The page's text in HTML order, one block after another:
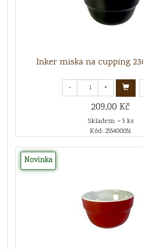
Inker miska na cupping
- +
209,00 Kč
Skladem: > 5 ks
Kód: 255400051
Novinka